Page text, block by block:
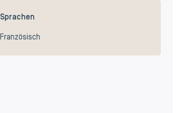
Sprachen
Französisch